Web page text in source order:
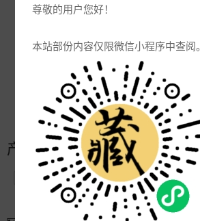
尊敬的用户您好！
本站部份内容仅限微信小程序中查阅。
品牌:
产地:
江西景德镇
2534
景德镇市辰天陶瓷有限公司
更新:
2021-04-07 16:06:45
产品简介